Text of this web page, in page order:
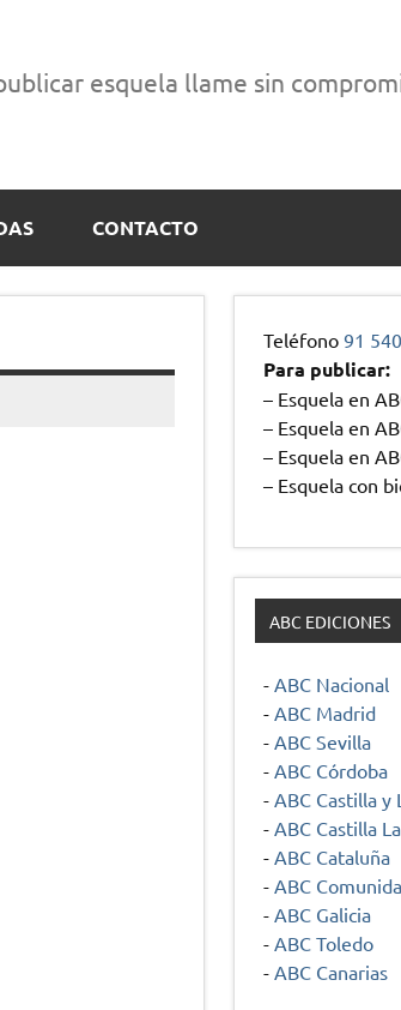
esquela llame sin
CONTACTO
Teléfono91
Para publicar:
– Esquela en
– Esquela en
– Esquela en
– Esquela con
ABC EDICIONES
- ABC Nacional
- ABC Madrid
- ABC Sevilla
- ABC Córdoba
- ABC Castilla y
- ABC Castilla
- ABC Cataluña
- ABC
- ABC Galicia
- ABC Toledo
- ABC Canarias